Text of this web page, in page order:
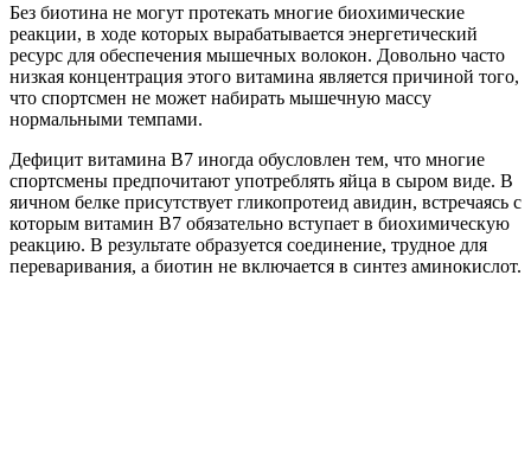
Без биотина не могут протекать многие биохимические
реакции, в ходе которых вырабатывается энергетический
ресурс для обеспечения мышечных волокон. Довольно часто
низкая концентрация этого витамина является причиной того,
что спортсмен не может набирать мышечную массу
нормальными темпами.
Дефицит витамина B7 иногда обусловлен тем, что многие
спортсмены предпочитают употреблять яйца в сыром виде. В
яичном белке присутствует гликопротеид авидин, встречаясь с
которым витамин B7 обязательно вступает в биохимическую
реакцию. В результате образуется соединение, трудное для
переваривания, а биотин не включается в синтез аминокислот.